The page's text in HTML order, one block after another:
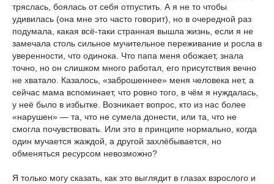
тряслась, боялась от себя отпустить. А я не то чтобы
удивилась (она мне это часто говорит), но в очередной раз
подумала, какая всё-таки странная вышла жизнь, если я не
замечала столь сильное мучительное переживание и росла в
уверенности, что одинока. Что папа меня обожает, знала
точно, но он слишком много работал, его присутствия вечно
не хватало. Казалось, «заброшеннее» меня человека нет, а
сейчас мама вспоминает, что ровно того, в чём я нуждалась,
у неё было в избытке. Возникает вопрос, кто из нас более
«нарушен» — та, что не сумела донести, или та, что не
смогла почувствовать. Или это в принципе нормально, когда
один мучается жаждой, а другой захлёбывается, но
обменяться ресурсом невозможно?
Я только могу сказать, как это выглядит в глазах взрослого и